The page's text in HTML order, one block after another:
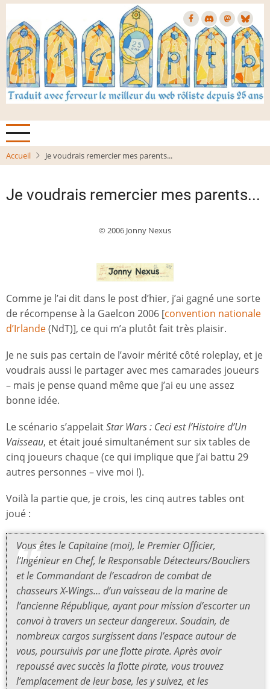
Aller
contenu
principal
Accueil Je voudrais remercier mes parents...
Je voudrais remercier mes parents...
© 2006 Jonny Nexus
Comme je l’ai dit dans le post d’hier, j’ai gagné une sorte
de récompense à la Gaelcon 2006 [convention nationale
d’Irlande(NdT)], ce qui m’a plutôt fait très plaisir.
Je ne suis pas certain de l’avoir mérité côté roleplay, et je
voudrais aussi le partager avec mes camarades joueurs
– mais je pense quand même que j’ai eu une assez
bonne idée.
Le scénario s’appelaitStar Wars : Ceci est l’Histoire d’Un
Vaisseau, et était joué simultanément sur six tables de
cinq joueurs chaque (ce qui implique que j’ai battu 29
autres personnes – vive moi !).
Voilà la partie que, je crois, les cinq autres tables ont
joué :
Vous êtes le Capitaine (moi), le Premier Officier,
l’Ingénieur en Chef, le Responsable Détecteurs/Boucliers
et le Commandant de l’escadron de combat de
chasseurs X-Wings… d’un vaisseau de la marine de
l’ancienne République, ayant pour mission d’escorter un
convoi à travers un secteur dangereux. Soudain, de
nombreux cargos surgissent dans l’espace autour de
vous, poursuivis par une flotte pirate. Après avoir
repoussé avec succès la flotte pirate, vous trouvez
l’emplacement de leur base, les y suivez, et les